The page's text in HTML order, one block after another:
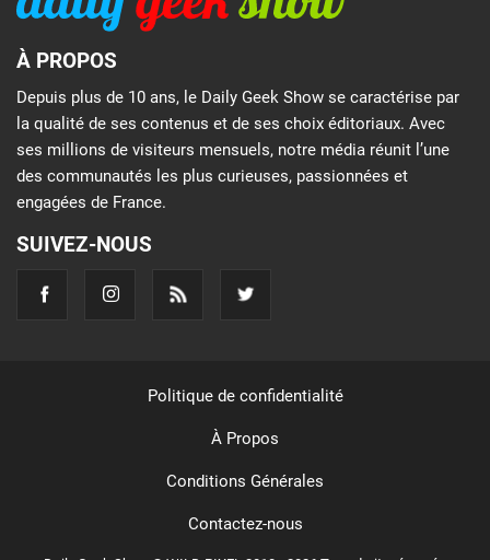
À PROPOS
Depuis plus de 10 ans, le Daily Geek Show se caractérise par
la qualité de ses contenus et de ses choix éditoriaux. Avec
ses millions de visiteurs mensuels, notre média réunit l’une
des communautés les plus curieuses, passionnées et
engagées de France.
SUIVEZ-NOUS
Politique de confidentialité
À Propos
Conditions Générales
Contactez-nous